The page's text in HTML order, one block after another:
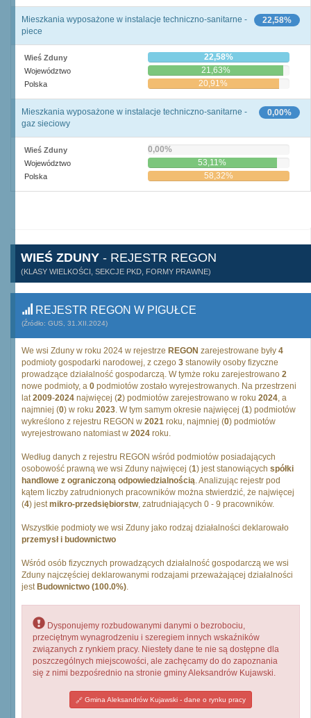
22,58%
Mieszkania wyposażone w instalacje techniczno-sanitarne -
piece
Wieś Zduny 22,58%
Województwo 21,63%
Polska 20,91%
0,00%
Mieszkania wyposażone w instalacje techniczno-sanitarne -
gaz sieciowy
Wieś Zduny 0,00%
Województwo 53,11%
Polska 58,32%
WIEŚ ZDUNY - REJESTR REGON
(KLASY WIELKOŚCI, SEKCJE PKD, FORMY PRAWNE)
REJESTR REGON W PIGUŁCE
(Źródło: GUS, 31.XII.2024)
We wsi Zduny w roku 2024 w rejestrze REGON zarejestrowane były 4
podmioty gospodarki narodowej, z czego 3 stanowiły osoby fizyczne
prowadzące działalność gospodarczą. W tymże roku zarejestrowano 2
nowe podmioty, a 0 podmiotów zostało wyrejestrowanych. Na przestrzeni
lat2009-2024 najwięcej (2) podmiotów zarejestrowano w roku 2024, a
najmniej (0) w roku 2023. W tym samym okresie najwięcej (1) podmiotów
wykreślono z rejestru REGON w 2021 roku, najmniej (0) podmiotów
wyrejestrowano natomiast w 2024 roku.
Według danych z rejestru REGON wśród podmiotów posiadających
osobowość prawną we wsi Zduny najwięcej (1) jest stanowiących spółki
handlowe z ograniczoną odpowiedzialnością. Analizując rejestr pod
kątem liczby zatrudnionych pracowników można stwierdzić, że najwięcej
(4) jestmikro-przedsiębiorstw, zatrudniających 0 - 9 pracowników.
Wszystkie podmioty we wsi Zduny jako rodzaj działalności deklarowało
przemysł i budownictwo
Wśród osób fizycznych prowadzących działalność gospodarczą we wsi
Zduny najczęściej deklarowanymi rodzajami przeważającej działalności
jest Budownictwo (100.0%).
Dysponujemy rozbudowanymi danymi o bezrobociu,
przeciętnym wynagrodzeniu i szeregiem innych wskaźników
związanych z rynkiem pracy. Niestety dane te nie są dostępne dla
poszczególnych miejscowości, ale zachęcamy do do zapoznania
się z nimi bezpośrednio na stronie gminy Aleksandrów Kujawski.
Gmina Aleksandrów Kujawski - dane o rynku pracy